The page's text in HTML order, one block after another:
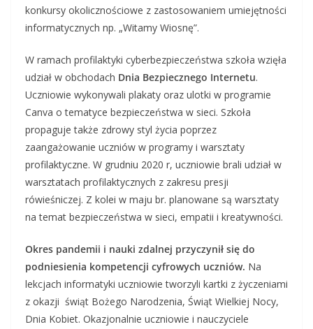
konkursy okolicznościowe z zastosowaniem umiejętności
informatycznych np. „Witamy Wiosnę”.
W ramach profilaktyki cyberbezpieczeństwa szkoła wzięła
udział w obchodach Dnia Bezpiecznego Internetu.
Uczniowie wykonywali plakaty oraz ulotki w programie
Canva o tematyce bezpieczeństwa w sieci. Szkoła
propaguje także zdrowy styl życia poprzez
zaangażowanie uczniów w programy i warsztaty
profilaktyczne. W grudniu 2020 r, uczniowie brali udział w
warsztatach profilaktycznych z zakresu presji
rówieśniczej. Z kolei w maju br. planowane są warsztaty
na temat bezpieczeństwa w sieci, empatii i kreatywności.
Okres pandemii i nauki zdalnej przyczynił się do
podniesienia kompetencji cyfrowych uczniów. Na
lekcjach informatyki uczniowie tworzyli kartki z życzeniami
z okazji świąt Bożego Narodzenia, Świąt Wielkiej Nocy,
Dnia Kobiet. Okazjonalnie uczniowie i nauczyciele